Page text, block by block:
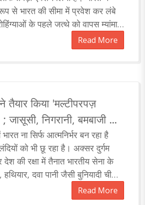
से भारत की सीमा में प्रवेश कर लंबे
के पहले जत्थे को वापस म्यांमार
Read More
तैयार किया 'मल्टीपरपज़
जासूसी, निगरानी, बमबाजी और
अन्य कई खूबियों से है लैस
ना सिर्फ आत्मनिर्भर बन रहा है
को भी छू रहा है। अक्सर दुर्गम
देश की रक्षा में तैनात भारतीय सेना के
दवा पानी जैसी बुनियादी चीजें
Read More